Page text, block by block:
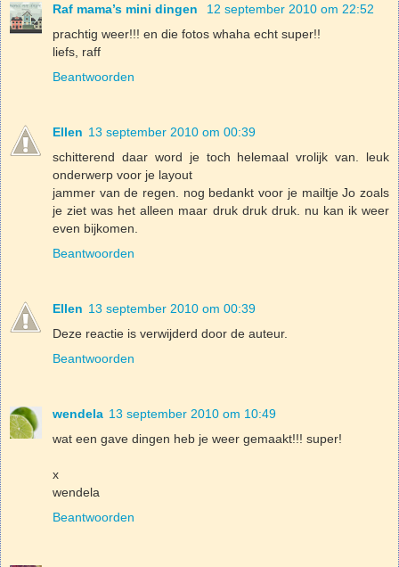
Raf mama’s mini dingen
12 september 2010 om 22:52
prachtig weer!!! en die fotos whaha echt super!!
liefs, raff
Beantwoorden
Ellen 13 september 2010 om 00:39
schitterend daar word je toch helemaal vrolijk van. leuk
onderwerp voor je layout
jammer van de regen. nog bedankt voor je mailtje Jo zoals
je ziet was het alleen maar druk druk druk. nu kan ik weer
even bijkomen.
Beantwoorden
Ellen 13 september 2010 om 00:39
Deze reactie is verwijderd door de auteur.
Beantwoorden
wendela 13 september 2010 om 10:49
wat een gave dingen heb je weer gemaakt!!! super!
x
wendela
Beantwoorden